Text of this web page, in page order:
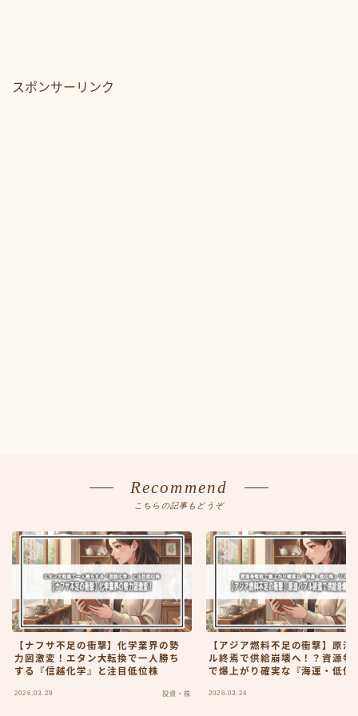
スポンサーリンク
Recommend
こちらの記事もどうぞ
【ナフサ不足の衝撃】化学業界の勢
力図激変！エタン大転換で一人勝ち
する『信越化学』と注目低位株
2026.03.29 投資・株
【アジア燃料不足の衝撃】原油
ル終焉で供給崩壊へ！？資源争
で爆上がり確実な『海運・低位
2026.03.24